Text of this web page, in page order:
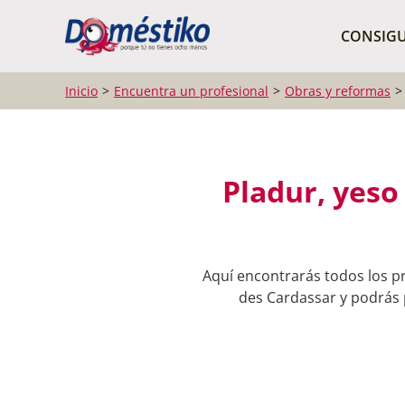
Inicio Encuentra un profesional Obras y reformas
Pladur,
Aquí encontrarás todos los
des Cardassar y